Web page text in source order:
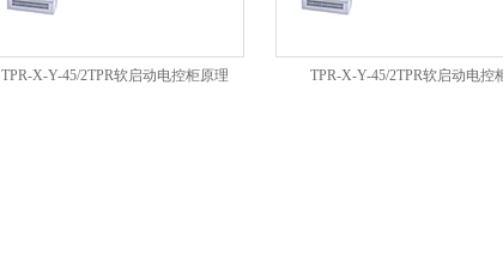
TPR-X-Y-45/2TPR软启动电控柜原理 TPR-X-Y-45/2TPR软启动电控